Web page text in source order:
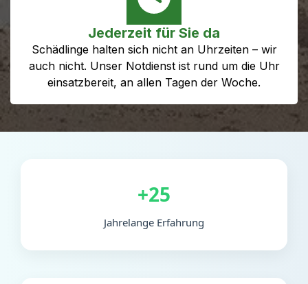
Jederzeit für Sie da
Schädlinge halten sich nicht an Uhrzeiten – wir
auch nicht. Unser Notdienst ist rund um die Uhr
einsatzbereit, an allen Tagen der Woche.
+25
Jahrelange Erfahrung